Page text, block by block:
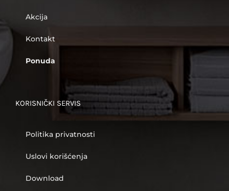
Akcija
Kontakt
Ponuda
KORISNIČKI SERVIS
Politika privatnosti
Uslovi korišćenja
Download